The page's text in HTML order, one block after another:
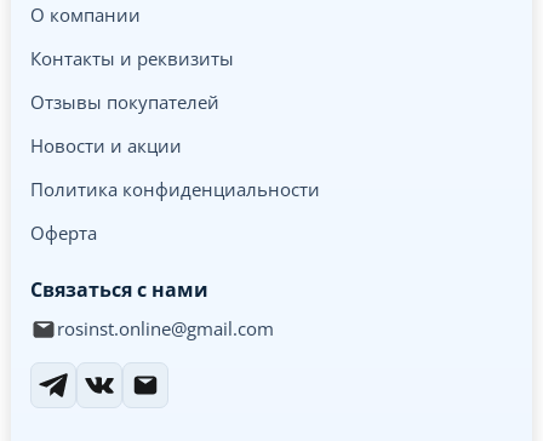
О компании
Контакты и реквизиты
Отзывы покупателей
Новости и акции
Политика конфиденциальности
Оферта
Связаться с нами
rosinst.online@gmail.com